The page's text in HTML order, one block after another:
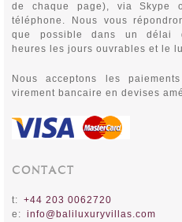
de chaque page), via Skype
téléphone. Nous vous
que possible dans un délai
heures les jours ouvrables et le
Nous acceptons les
virement bancaire en devises
CONTACT
t: +44 203 0062720
e: info@baliluxuryvillas.com